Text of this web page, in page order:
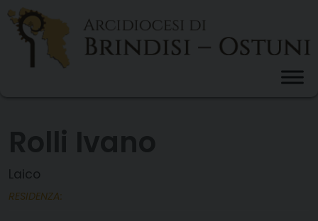
Skip
content
Laico
RESIDENZA: